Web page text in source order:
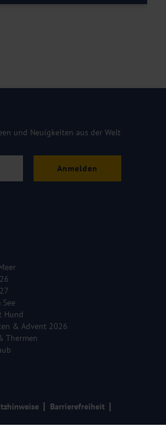
und Neuigkeiten aus der Welt
Anmelden
Hund
& Advent 2026
Thermen
Barrierefreiheit